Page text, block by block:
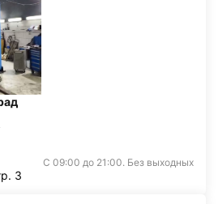
С 09:00 до 21:00. Без выходных
3